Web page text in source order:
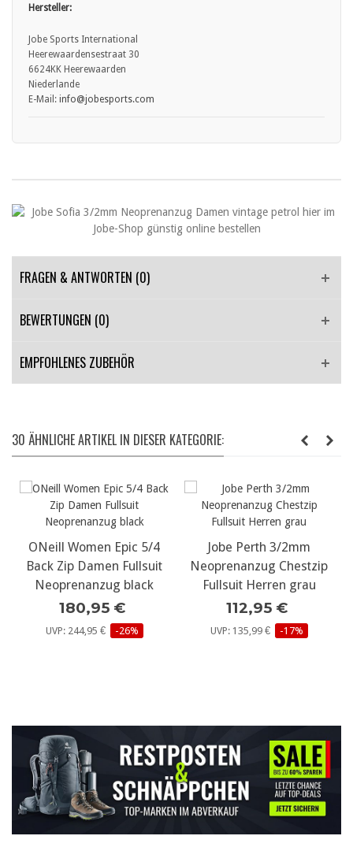
Hersteller:
Jobe Sports International
Heerewaardensestraat 30
6624KK Heerewaarden
Niederlande
E-Mail: info@jobesports.com
FRAGEN & ANTWORTEN (0)
BEWERTUNGEN (0)
EMPFOHLENES ZUBEHÖR
30 ÄHNLICHE ARTIKEL IN DIESER KATEGORIE:
ONeill Women Epic 5/4
Back Zip Damen Fullsuit
Neoprenanzug black
180,95 €
UVP: 244,95 € -26%
Jobe Perth 3/2mm
Neoprenanzug Chestzip
Fullsuit Herren grau
112,95 €
UVP: 135,99 € -17%